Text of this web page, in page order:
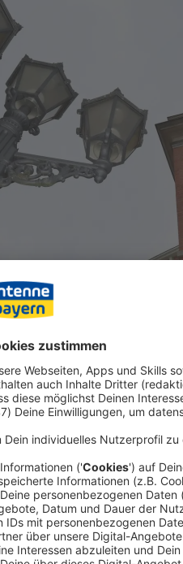
für in der NS-Zeit
werden sollen, gleich am
nun nichts wird,
Blume (CSU) kritisierte
sie eine Lösung für die
wir zusammen», sagte
leider mehr als unglücklich